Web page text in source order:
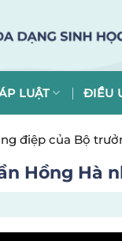
LUẬT ĐIỀU
điệp của Bộ
Hồng Hà